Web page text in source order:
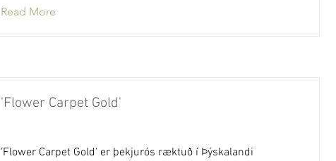
Read More
'Flower Carpet Gold'
'Flower Carpet Gold' er þekjurós ræktuð í Þýskalandi